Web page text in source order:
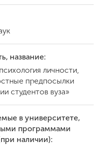
название:
личности,
предпосылки
студентов вуза»
в университете,
программами
наличии):